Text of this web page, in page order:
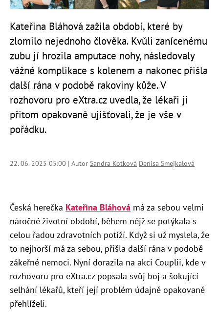
Kateřina Bláhová zažila období, které by
zlomilo nejednoho člověka. Kvůli zanícenému
zubu jí hrozila amputace nohy, následovaly
vážné komplikace s kolenem a nakonec přišla
další rána v podobě rakoviny kůže. V
rozhovoru pro eXtra.cz uvedla, že lékaři ji
přitom opakovaně ujišťovali, že je vše v
pořádku.
22. 06. 2025 05:00 | Autor Sandra Kotková Denisa Smejkalová
Česká herečka Kateřina Bláhová má za sebou velmi
náročné životní období, během nějž se potýkala s
celou řadou zdravotních potíží. Když si už myslela, že
to nejhorší má za sebou, přišla další rána v podobě
zákeřné nemoci. Nyní dorazila na akci Couplii, kde v
rozhovoru pro eXtra.cz popsala svůj boj a šokující
selhání lékařů, kteří její problém údajně opakovaně
přehlíželi.